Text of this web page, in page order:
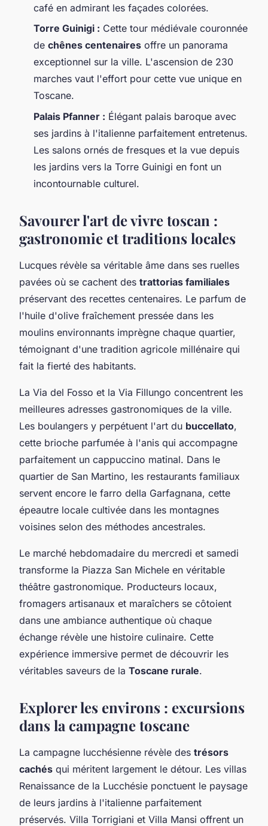
café en admirant les façades colorées.
Torre Guinigi : Cette tour médiévale couronnée
de chênes centenaires offre un panorama
exceptionnel sur la ville. L'ascension de 230
marches vaut l'effort pour cette vue unique en
Toscane.
Palais Pfanner : Élégant palais baroque avec
ses jardins à l'italienne parfaitement entretenus.
Les salons ornés de fresques et la vue depuis
les jardins vers la Torre Guinigi en font un
incontournable culturel.
Savourer l'art de vivre toscan :
gastronomie et traditions locales
Lucques révèle sa véritable âme dans ses ruelles
pavées où se cachent des trattorias familiales
préservant des recettes centenaires. Le parfum de
l'huile d'olive fraîchement pressée dans les
moulins environnants imprègne chaque quartier,
témoignant d'une tradition agricole millénaire qui
fait la fierté des habitants.
La Via del Fosso et la Via Fillungo concentrent les
meilleures adresses gastronomiques de la ville.
Les boulangers y perpétuent l'art du buccellato,
cette brioche parfumée à l'anis qui accompagne
parfaitement un cappuccino matinal. Dans le
quartier de San Martino, les restaurants familiaux
servent encore le farro della Garfagnana, cette
épeautre locale cultivée dans les montagnes
voisines selon des méthodes ancestrales.
Le marché hebdomadaire du mercredi et samedi
transforme la Piazza San Michele en véritable
théâtre gastronomique. Producteurs locaux,
fromagers artisanaux et maraîchers se côtoient
dans une ambiance authentique où chaque
échange révèle une histoire culinaire. Cette
expérience immersive permet de découvrir les
véritables saveurs de la Toscane rurale.
Explorer les environs : excursions
dans la campagne toscane
La campagne lucchésienne révèle des trésors
cachés qui méritent largement le détour. Les villas
Renaissance de la Lucchésie ponctuent le paysage
de leurs jardins à l'italienne parfaitement
préservés. Villa Torrigiani et Villa Mansi offrent un